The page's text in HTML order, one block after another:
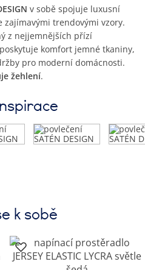
v sobě spojuje luxusní
trendovými vzory.
z nejjemnějších přízí
komfort jemné tkaniny,
pro moderní domácnosti.
žehlení.
k sobě